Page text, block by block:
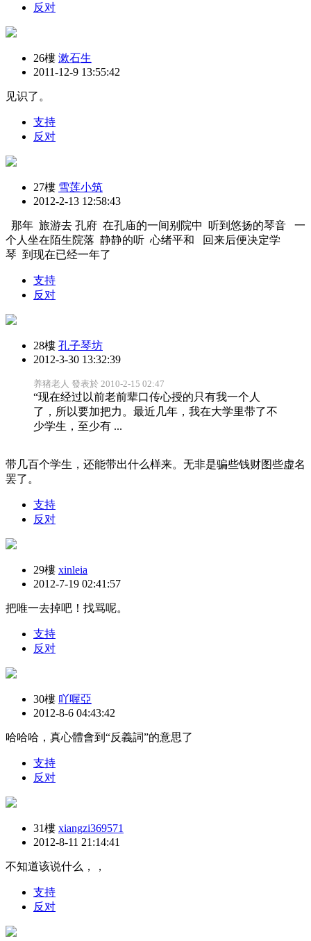
反对
26樓 漱石生
2011-12-9 13:55:42
见识了。
支持
反对
27樓 雪莲小筑
2012-2-13 12:58:43
那年 旅游去 孔府 在孔庙的一间别院中 听到悠扬的琴音 一
个人坐在陌生院落 静静的听 心绪平和 回来后便决定学
琴 到现在已经一年了
支持
反对
28樓 孔子琴坊
2012-3-30 13:32:39
养猪老人 發表於 2010-2-15 02:47
“现在经过以前老前辈口传心授的只有我一个人
了，所以要加把力。最近几年，我在大学里带了不
少学生，至少有 ...
带几百个学生，还能带出什么样来。无非是骗些钱财图些虚名
罢了。
支持
反对
29樓 xinleia
2012-7-19 02:41:57
把唯一去掉吧！找骂呢。
支持
反对
30樓 吖喔亞
2012-8-6 04:43:42
哈哈哈，真心體會到“反義詞”的意思了
支持
反对
31樓 xiangzi369571
2012-8-11 21:14:41
不知道该说什么，，
支持
反对